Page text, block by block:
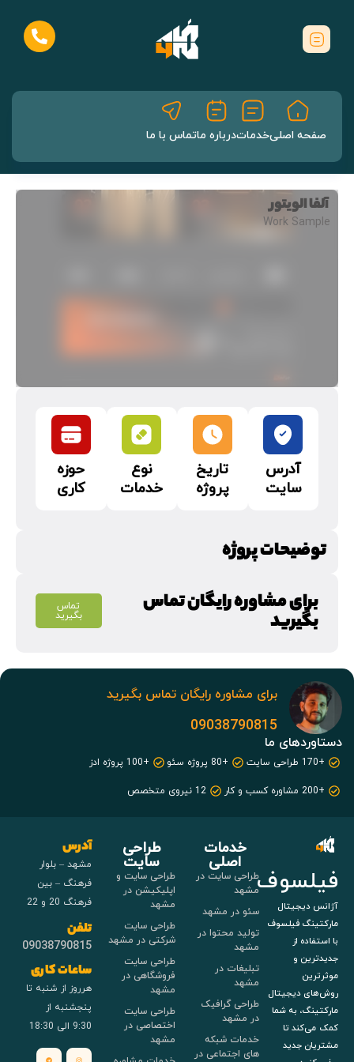
صفحه اصلیخدماتدرباره ماتماس با ما
آلفا الویتور
Work Sample
آدرس
سایت
تاریخ
پروژه
نوع
خدمات
حوزه
کاری
توضیحات پروژه
برای مشاوره رایگان تماس
بگیرید
تماس
بگیرید
برای مشاوره رایگان تماس بگیرید
09038790815
دستاوردهای ما
+170 طراحی سایت +80 پروژه سئو
+100 پروژه ادز
+200 مشاوره کسب و کار
12 نیروی متخصص
فیلسوف
آژانس دیجیتال
مارکتینگ فیلسوف
با استفاده از
جدیدترین و
موثرترین
روش‌های دیجیتال
مارکتینگ، به شما
کمک می‌کند تا
مشتریان جدید
خدمات
اصلی
طراحی سایت در
مشهد
سئو در مشهد
تولید محتوا در
مشهد
تبلیغات در
مشهد
طراحی گرافیک
در مشهد
خدمات شبکه
های اجتماعی در
طراحی
سایت
طراحی سایت و
اپلیکیشن در
مشهد
طراحی سایت
شرکتی در مشهد
طراحی سایت
فروشگاهی در
مشهد
طراحی سایت
اختصاصی در
مشهد
آدرس
مشهد – بلوار
فرهنگ – بین
فرهنگ 20 و 22
تلفن
09038790815
ساعات کاری
هرروز از شنبه تا
پنجشنبه از
9:30 الی 18:30